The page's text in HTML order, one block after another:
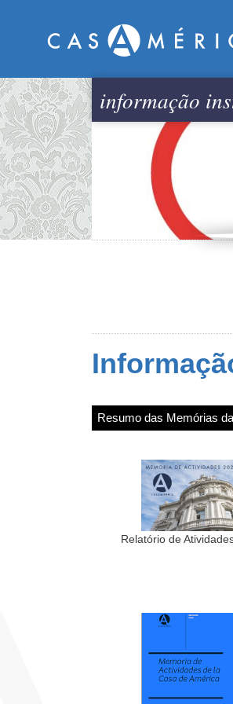
informação
Resumo das Memórias
Relatório de